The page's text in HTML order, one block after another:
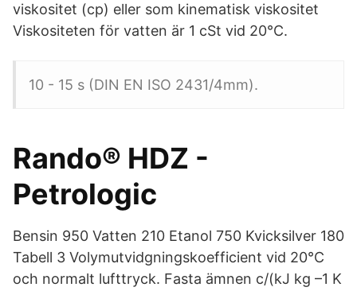
viskositet (cp) eller som kinematisk viskositet
Viskositeten för vatten är 1 cSt vid 20°C.
10 - 15 s (DIN EN ISO 2431/4mm).
Rando® HDZ -
Petrologic
Bensin 950 Vatten 210 Etanol 750 Kvicksilver 180
Tabell 3 Volymutvidgningskoefficient vid 20°C
och normalt lufttryck. Fasta ämnen c/(kJ kg –1 K